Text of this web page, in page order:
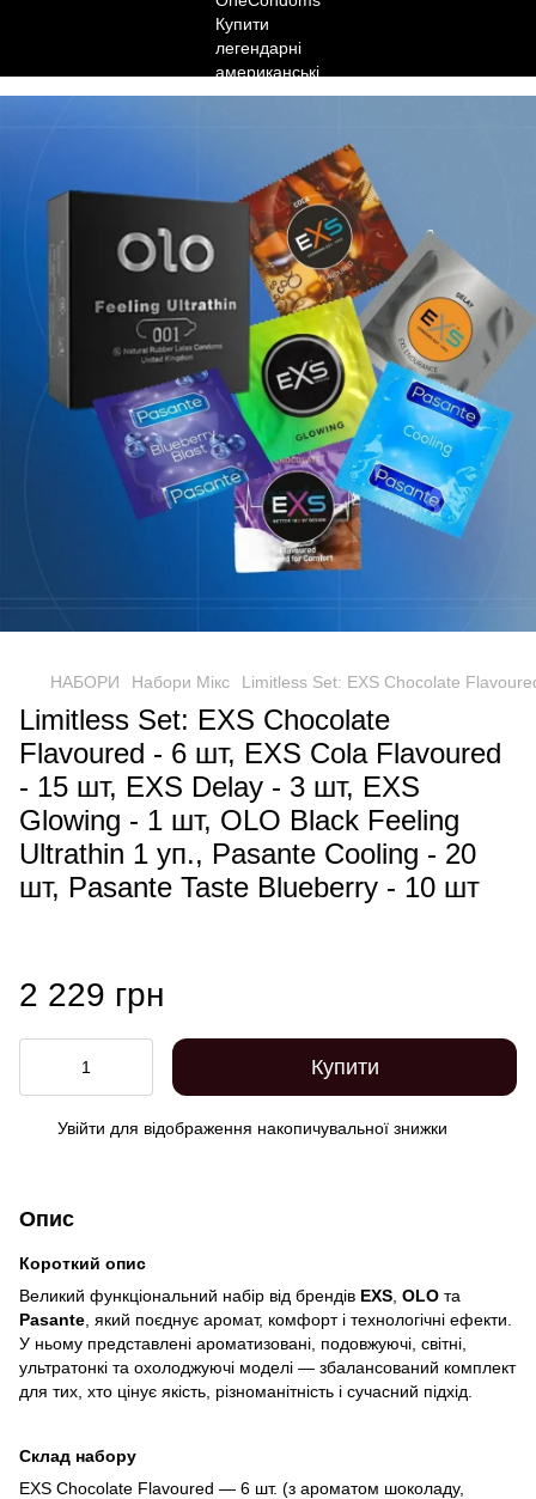
НАБОРИ Набори Мікс Limitless Set: EXS Chocolate
Limitless Set: EXS Chocolate
Flavoured - 6 шт, EXS Cola Flavoured
- 15 шт, EXS Delay - 3 шт, EXS
Glowing - 1 шт, OLO Black Feeling
Ultrathin 1 уп., Pasante Cooling - 20
шт, Pasante Taste Blueberry - 10 шт
2 229 грн
Купити
Увійти для відображення накопичувальної знижки
Опис
Короткий опис
Великий функціональний набір від брендів EXS OLO та
Pasante , який поєднує аромат, комфорт і технологічні ефекти.
У ньому представлені ароматизовані, подовжуючі, світні,
ультратонкі та охолоджуючі моделі — збалансований комплект
для тих, хто цінує якість, різноманітність і сучасний підхід.
Склад набору
EXS Chocolate Flavoured — 6 шт. (з ароматом шоколаду,